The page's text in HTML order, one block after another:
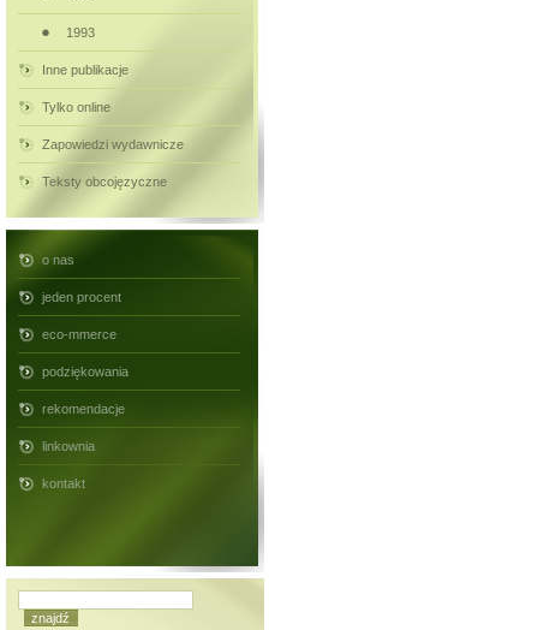
1993
Inne publikacje
Tylko online
Zapowiedzi wydawnicze
Teksty obcojęzyczne
o nas
jeden procent
eco-mmerce
podziękowania
rekomendacje
linkownia
kontakt